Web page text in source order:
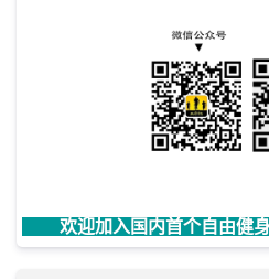
欢迎加入国内首个自由健